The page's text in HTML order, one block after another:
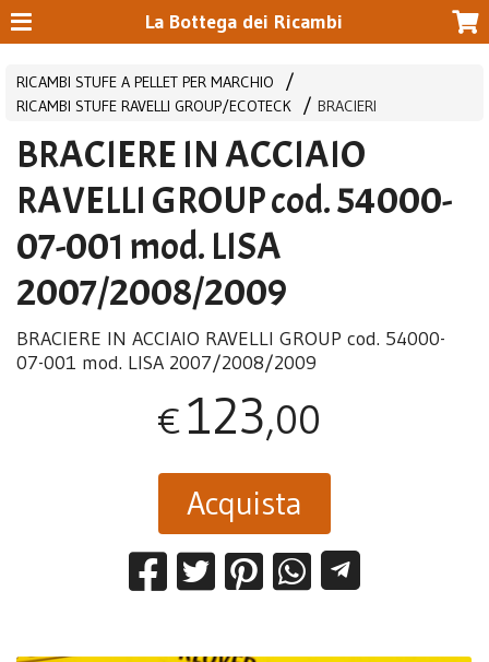
La Bottega dei Ricambi
RICAMBI STUFE A PELLET PER MARCHIO
RICAMBI STUFE RAVELLI GROUP/ECOTECK
BRACIERI
BRACIERE IN ACCIAIO
RAVELLI GROUP cod. 54000-
07-001 mod. LISA
2007/2008/2009
BRACIERE INACCIAIO RAVELLI GROUP cod. 54000-
07-001 mod. LISA 2007/2008/2009
€123,00
Acquista